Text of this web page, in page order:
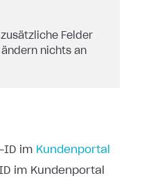
Felder
nichts an
ID im Kundenportal
im Kundenportal